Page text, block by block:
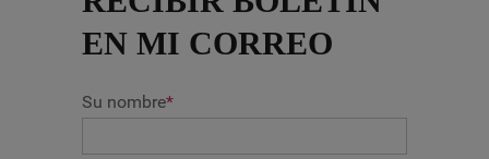
EN MI CORREO
Su nombre*